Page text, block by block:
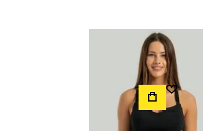
Додати до Списку Бажань